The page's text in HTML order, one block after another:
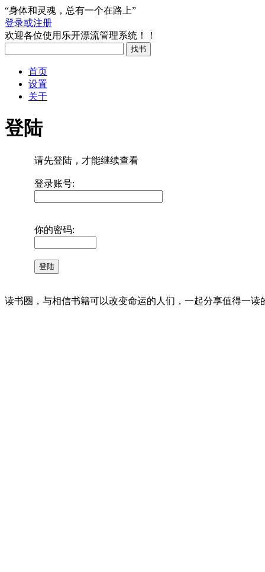
“身体和灵魂，总有一个在路上”
登录或注册
欢迎各位使用乐开漂流管理系统！！
首页
设置
关于
登陆
请先登陆，才能继续查看
登录账号:
你的密码:
读书圈，与相信书籍可以改变命运的人们，一起分享值得一读